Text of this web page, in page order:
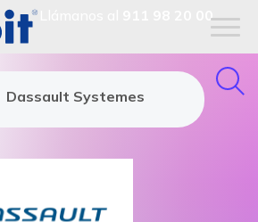
911 98 20 00
de proveedores
Dassault Systemes